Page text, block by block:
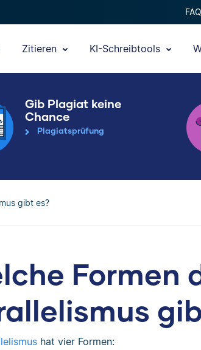
FAQ
Zitieren KI-Schreibtools
Gib Plagiat keine
Chance
Plagiatsprüfung
gibt es?
Formen
hat vier Formen: